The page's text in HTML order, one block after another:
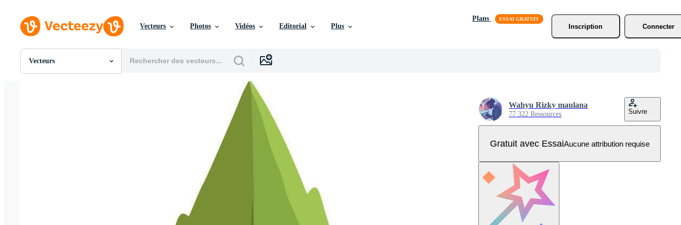
Vecteurs Photos Vidéos Editorial Plus
Plans
Inscription
Connecter
Vecteurs
Toutes Images
Wahyu Rizky maulana
77 322 Ressources Suivre
Gratuit avec EssaiAucune attribution requise